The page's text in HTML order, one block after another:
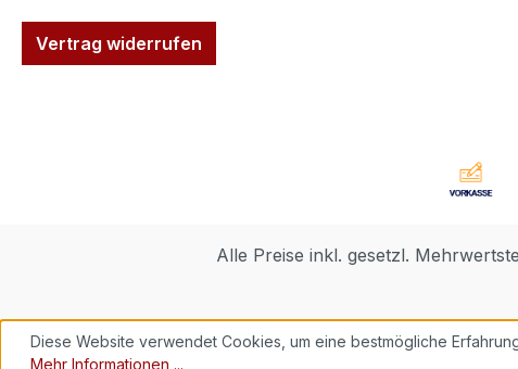
Vertrag widerrufen
Alle Preise inkl. gesetzl.
Diese Website verwendet Cookies, um eine bestmögliche
Mehr Informationen ...